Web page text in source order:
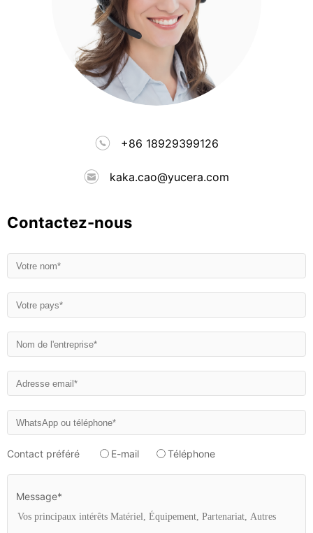
+86 18929399126
kaka.cao@yucera.com
Contactez-nous
Contact préféré E-mail Téléphone
Message*